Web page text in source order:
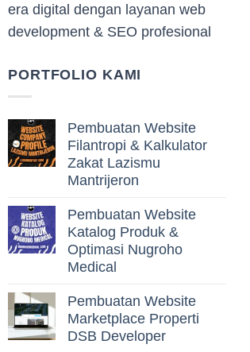
era digital dengan layanan web
development & SEO profesional
PORTFOLIO KAMI
Pembuatan Website
Filantropi & Kalkulator
Zakat Lazismu
Mantrijeron
Pembuatan Website
Katalog Produk &
Optimasi Nugroho
Medical
Pembuatan Website
Marketplace Properti
DSB Developer